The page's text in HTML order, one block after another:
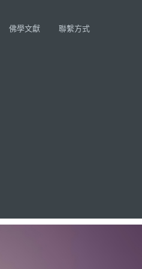
佛學文獻 聯繫方式